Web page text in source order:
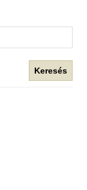
Keresés